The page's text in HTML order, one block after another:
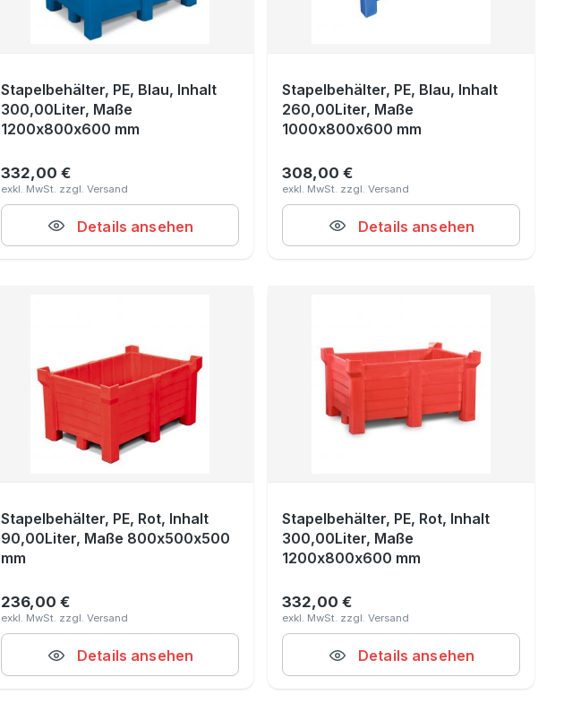
Stapelbehälter, PE, Blau, Inhalt
300,00Liter, Maße
1200x800x600 mm
Regulärer Preis:
332,00 €
Details ansehen
Stapelbehälter, PE, Blau, Inhalt
260,00Liter, Maße
1000x800x600 mm
Regulärer Preis:
308,00 €
Details ansehen
Stapelbehälter, PE, Rot, Inhalt
90,00Liter, Maße 800x500x500
mm
Regulärer Preis:
236,00 €
Details ansehen
Stapelbehälter, PE, Rot, Inhalt
300,00Liter, Maße
1200x800x600 mm
Regulärer Preis:
332,00 €
Details ansehen